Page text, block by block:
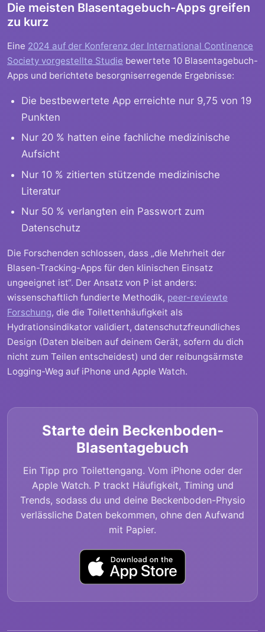
Die meisten Blasentagebuch-Apps greifen
zu kurz
Eine 2024 auf der Konferenz der International Continence
Society vorgestellte Studie bewertete 10 Blasentagebuch-
Apps und berichtete besorgniserregende Ergebnisse:
Die bestbewertete App erreichte nur 9,75 von 19
Punkten
Nur 20 % hatten eine fachliche medizinische
Aufsicht
Nur 10 % zitierten stützende medizinische
Literatur
Nur 50 % verlangten ein Passwort zum
Datenschutz
Die Forschenden schlossen, dass „die Mehrheit der
Blasen-Tracking-Apps für den klinischen Einsatz
ungeeignet ist“. Der Ansatz von P ist anders:
wissenschaftlich fundierte Methodik, peer-reviewte
Forschung, die die Toilettenhäufigkeit als
Hydrationsindikator validiert, datenschutzfreundliches
Design (Daten bleiben auf deinem Gerät, sofern du dich
nicht zum Teilen entscheidest) und der reibungsärmste
Logging-Weg auf iPhone und Apple Watch.
Starte dein Beckenboden-
Blasentagebuch
Ein Tipp pro Toilettengang. Vom iPhone oder der
Apple Watch. P trackt Häufigkeit, Timing und
Trends, sodass du und deine Beckenboden-Physio
verlässliche Daten bekommen, ohne den Aufwand
mit Papier.